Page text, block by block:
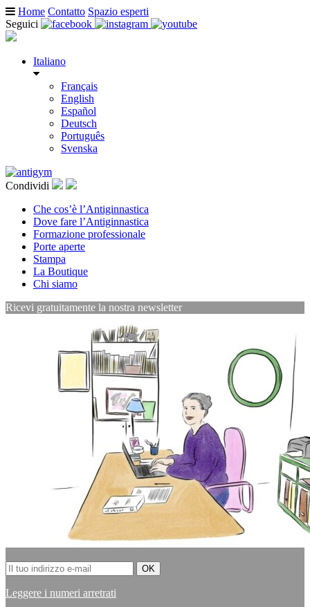
Home Contatto Spazio esperti
Seguici
Italiano
Français
English
Español
Deutsch
Português
Svenska
Condividi
Che cos’è l’Antiginnastica
Dove fare l’Antiginnastica
Formazione professionale
Porte aperte
Stampa
La Boutique
Chi siamo
Ricevi gratuitamente la nostra newsletter
Leggere i numeri arretrati